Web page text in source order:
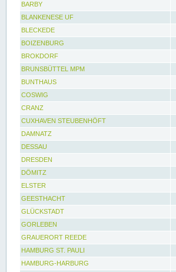
BARBY
BLANKENESE UF
BLECKEDE
BOIZENBURG
BROKDORF
BRUNSBÜTTEL MPM
BUNTHAUS
COSWIG
CRANZ
CUXHAVEN STEUBENHÖFT
DAMNATZ
DESSAU
DRESDEN
DÖMITZ
ELSTER
GEESTHACHT
GLÜCKSTADT
GORLEBEN
GRAUERORT REEDE
HAMBURG ST. PAULI
HAMBURG-HARBURG